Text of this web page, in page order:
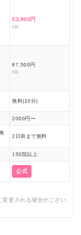
53,800円
5回
87,500円
5回
無料(10分)
2000円〜
2日前まで無料
150院以上
公式
更される場合がござい